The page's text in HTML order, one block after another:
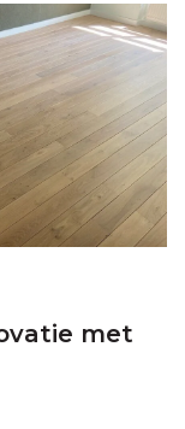
met